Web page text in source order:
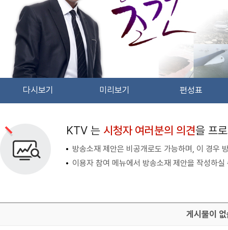
다시보기 미리보기 편성표
KTV 는 시청자 여러분의 의견을 프
방송소재 제안은 비공개로도 가능하며, 이 경우
이용자 참여 메뉴에서 방송소재 제안을 작성하실
게시물이
검색 조건
검색어 입력
검색